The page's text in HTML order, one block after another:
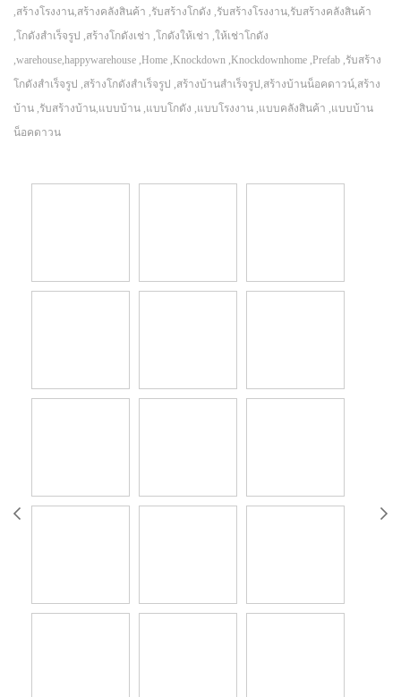
,สร้างโรงงาน,สร้างคลังสินค้า ,รับสร้างโกดัง ,รับสร้างโรงงาน,รับสร้างคลังสินค้า
,โกดังสำเร็จรูป ,สร้างโกดังเช่า ,โกดังให้เช่า ,ให้เช่าโกดัง
,warehouse,happywarehouse ,Home ,Knockdown ,Knockdownhome ,Prefab ,รับสร้าง
โกดังสำเร็จรูป ,สร้างโกดังสำเร็จรูป ,สร้างบ้านสำเร็จรูป,สร้างบ้านน็อคดาวน์,สร้าง
บ้าน ,รับสร้างบ้าน,แบบบ้าน ,แบบโกดัง ,แบบโรงงาน ,แบบคลังสินค้า ,แบบบ้าน
น็อคดาวน